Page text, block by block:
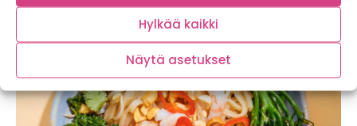
Hylkää kaikki
Näytä asetukset